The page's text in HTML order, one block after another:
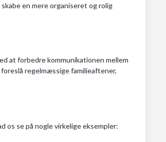
en mere organiseret og rolig
at forbedre kommunikationen mellem
regelmæssige familieaftener,
os se på nogle virkelige eksempler: